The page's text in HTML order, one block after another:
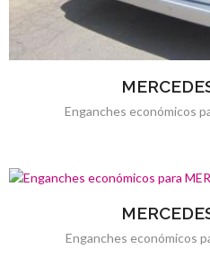
Enganches económicos
Enganches económicos